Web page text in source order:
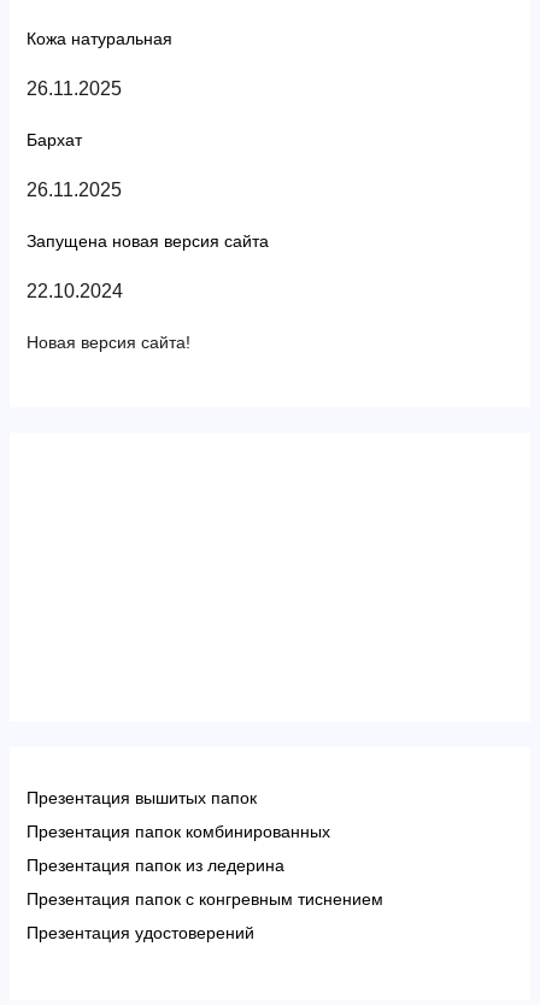
Кожа натуральная
26.11.2025
Бархат
26.11.2025
Запущена новая версия сайта
22.10.2024
Новая версия сайта!
Презентация вышитых папок
Презентация папок комбинированных
Презентация папок из ледерина
Презентация папок с конгревным тиснением
Презентация удостоверений